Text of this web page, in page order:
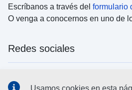
Escríbanos a través del formulario
O venga a conocernos en uno de
Redes sociales
Usamos cookies en esta